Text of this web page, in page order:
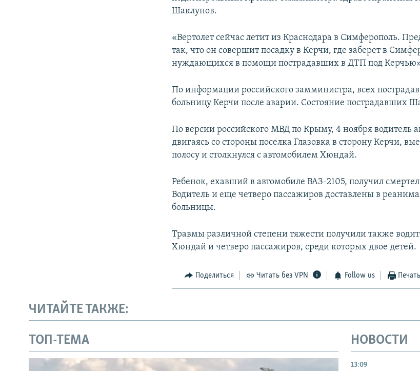
Шаклунов.
«Вертолет сейчас летит из Краснодара в Симферополь.
так, что он совершит посадку в Керчи, где заберет в
нуждающихся в помощи пострадавших в ДТП под
По информации российского замминистра, всех
больницу Керчи после аварии. Состояние пострадавших
По версии российского МВД по Крыму, 4 ноября водитель
двигаясь со стороны поселка Глазовка в сторону Керчи,
полосу и столкнулся с автомобилем Хюндай.
Ребенок, ехавший в автомобиле ВАЗ-2105, получил
Водитель и еще четверо пассажиров доставлены в
больницы.
Травмы различной степени тяжести получили также
Хюндай и четверо пассажиров, среди которых двое детей.
Поделиться Читать без VPN Follow us Печать
ЧИТАЙТЕ ТАКЖЕ:
ТОП-ТЕМА НОВОСТИ
13:09